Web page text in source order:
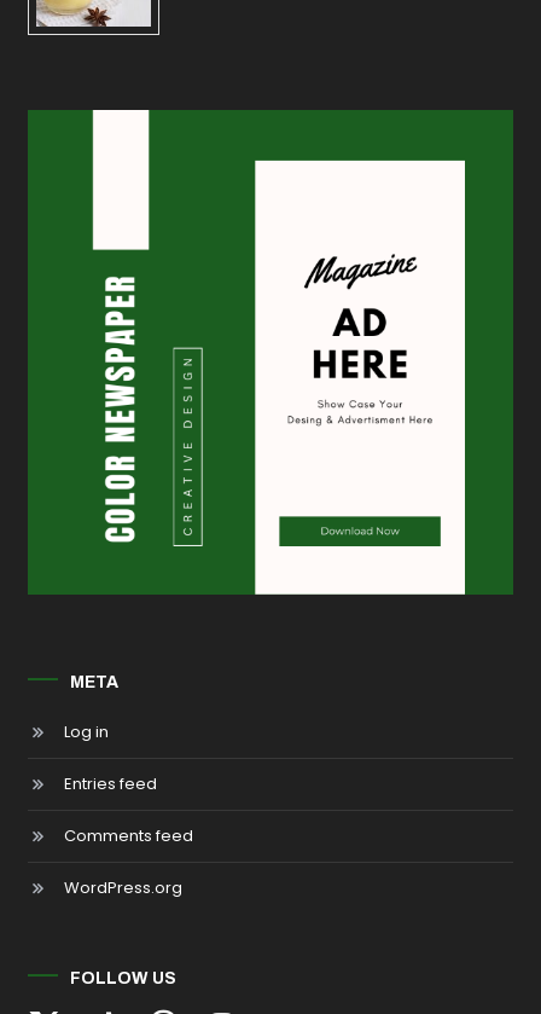
META
Log in
Entries feed
Comments feed
WordPress.org
FOLLOW US